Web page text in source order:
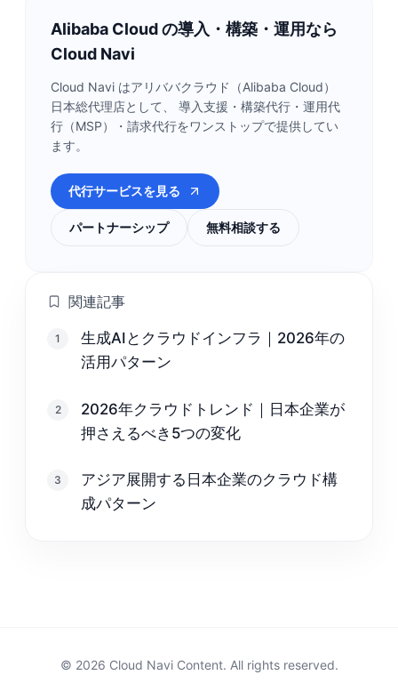
Alibaba Cloud の導入・構築・運用なら
Cloud Navi
Cloud Navi はアリババクラウド（Alibaba Cloud）
日本総代理店として、 導入支援・構築代行・運用代
行（MSP）・請求代行をワンストップで提供してい
ます。
代行サービスを見る
パートナーシップ 無料相談する
関連記事
1
生成AIとクラウドインフラ｜2026年の
活用パターン
2
2026年クラウドトレンド｜日本企業が
押さえるべき5つの変化
3
アジア展開する日本企業のクラウド構
成パターン
© 2026 Cloud Navi Content. All rights reserved.